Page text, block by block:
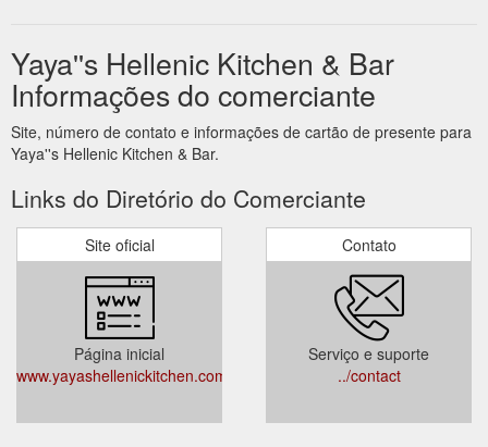
Yaya''s Hellenic Kitchen & Bar
Informações do comerciante
Site, número de contato e informações de cartão de presente para
Yaya''s Hellenic Kitchen & Bar.
Links do Diretório do Comerciante
Site oficial
Página inicial
www.yayashellenickitchen.com.au
Contato
Serviço e suporte
../contact